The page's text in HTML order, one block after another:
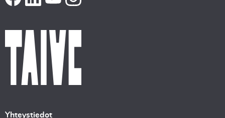
Yhteystiedot